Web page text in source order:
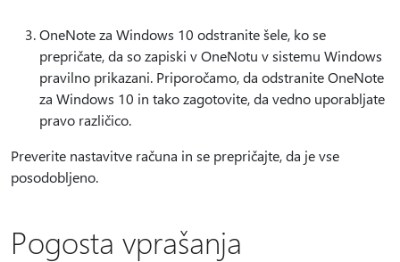
OneNote za Windows 10 odstranite šele, ko se
prepričate, da so zapiski v OneNotu v sistemu Windows
pravilno prikazani. Priporočamo, da odstranite OneNote
za Windows 10 in tako zagotovite, da vedno uporabljate
pravo različico.
Preverite nastavitve računa in se prepričajte, da je vse
posodobljeno.
Pogosta vprašanja